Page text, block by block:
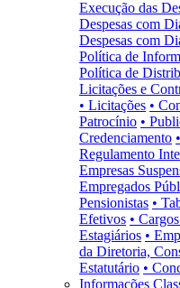
Execução das
Despesas com
Despesas com
Política de
Política de
Licitações e
• Licitações •
Patrocínio •
Credenciamento
Regulamento
Empresas
Empregados
Pensionistas •
Efetivos •
Estagiários •
da Diretoria,
Estatutário •
Informações